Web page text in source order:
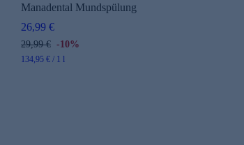
Manadental Mundspülung
26,99 €
29,99 € -10%
134,95 € / 1 l